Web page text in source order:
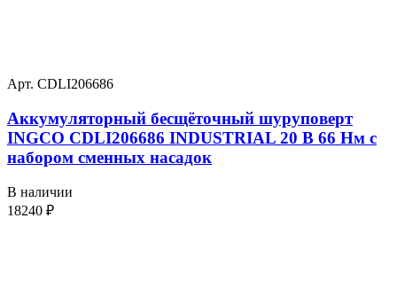
Арт. CDLI206686
Аккумуляторный бесщёточный шуруповерт
INGCO CDLI206686 INDUSTRIAL 20 В 66 Нм с
набором сменных насадок
В наличии
18240 ₽